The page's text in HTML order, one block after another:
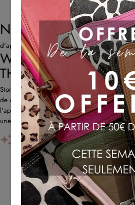
NOS AVIS CLIENTS
d'après 666 avis
WHAT CUSTOMERS
THE STORE
Store propose des sacs en cuir uniques et
de qualité et une livraison rapide. Les
l'approche écologique et le service client
une forte odeur de cuir au début et des
AI-GENERATED FROM
TU POURRAIS